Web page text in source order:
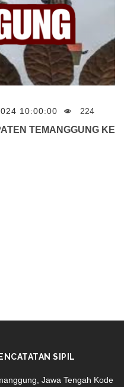
10:00:00 224
TEMANGGUNG KE
SIPIL
Jawa Tengah Kode